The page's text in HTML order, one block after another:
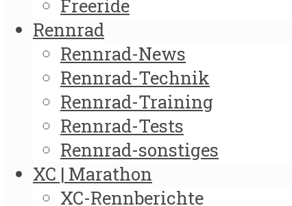
Freeride
Rennrad
Rennrad-News
Rennrad-Technik
Rennrad-Training
Rennrad-Tests
Rennrad-sonstiges
XC | Marathon
XC-Rennberichte